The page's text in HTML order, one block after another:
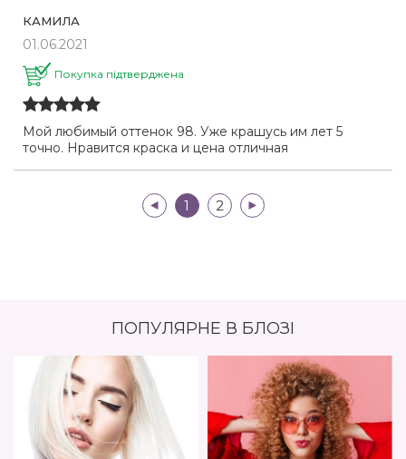
КАМИЛА
01.06.2021
Покупка підтверджена
Мой любимый оттенок 98. Уже крашусь им лет 5
точно. Нравится краска и цена отличная
|< 1 2 >|
ПОПУЛЯРНЕ В БЛОЗІ